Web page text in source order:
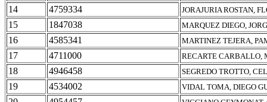
14 4759334 JORAJURIA ROSTAN,
15 1847038 MARQUEZ DIEGO,
16 4585341 MARTINEZ TEJERA,
17 4711000 RECARTE CARBALLO,
18 4946458 SEGREDO TROTTO,
19 4534002 VIDAL TOMA, DIEGO